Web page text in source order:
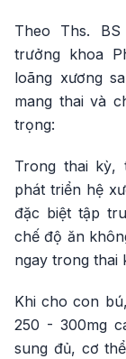
Theo Ths.
trưởng khoa
loãng xương
mang thai và
trọng:
Trong thai kỳ,
phát triển hệ
đặc biệt tập
chế độ ăn
ngay trong thai
Khi cho con
250 - 300mg
sung đủ, cơ